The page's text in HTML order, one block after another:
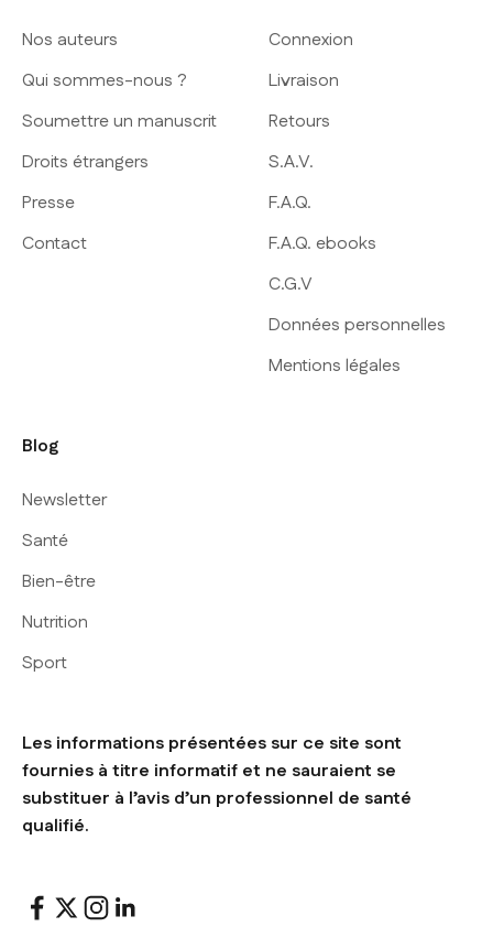
Nos auteurs
Qui sommes-nous ?
Soumettre un manuscrit
Droits étrangers
Presse
Contact
Connexion
Livraison
Retours
S.A.V.
F.A.Q.
F.A.Q. ebooks
C.G.V
Données personnelles
Mentions légales
Blog
Newsletter
Santé
Bien-être
Nutrition
Sport
Les informations présentées sur ce site sont
fournies à titre informatif et ne sauraient se
substituer à l’avis d’un professionnel de santé
qualifié.